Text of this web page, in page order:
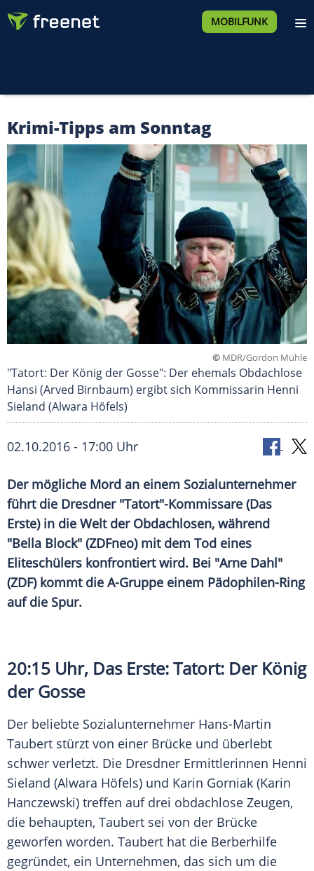
MOBILFUNK
Krimi-Tipps am Sonntag
© MDR/Gordon Mühle
"Tatort: Der König der Gosse": Der ehemals Obdachlose
Hansi (Arved Birnbaum) ergibt sich Kommissarin Henni
Sieland (Alwara Höfels)
02.10.2016 - 17:00 Uhr
Der mögliche Mord an einem Sozialunternehmer
führt die Dresdner "Tatort"-Kommissare (Das
Erste) in die Welt der Obdachlosen, während
"Bella Block" (ZDFneo) mit dem Tod eines
Eliteschülers konfrontiert wird. Bei "Arne Dahl"
(ZDF) kommt die A-Gruppe einem Pädophilen-Ring
auf die Spur.
20:15 Uhr, Das Erste:Tatort: Der König
der Gosse
Der beliebte Sozialunternehmer Hans-Martin
Taubert stürzt von einer Brücke und überlebt
schwer verletzt. Die Dresdner Ermittlerinnen Henni
Sieland (Alwara Höfels) und Karin Gorniak (Karin
Hanczewski) treffen auf drei obdachlose Zeugen,
die behaupten, Taubert sei von der Brücke
geworfen worden. Taubert hat die Berberhilfe
gegründet, ein Unternehmen, das sich um die